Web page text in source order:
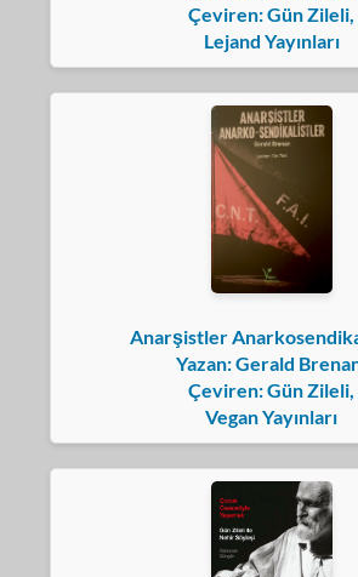
Çeviren: Gün Zileli,
Lejand Yayınları
Anarşistler
Yazan: Gerald
Çeviren: Gün Zileli,
Vegan Yayınları